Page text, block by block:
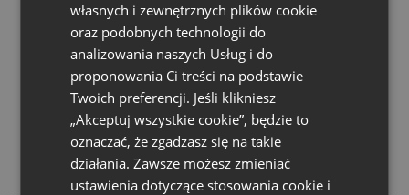
Webinary a Ochrona Własności Intelektualnej i
Bezpieczeństwo Wizerunku
Karolina NazarewiczStyczeń 4, 2023
RUSSIAN
SPANISH
ITALIAN
własnych i zewnętrznych plików cookie
oraz podobnych technologii do
analizowania naszych Usług i do
proponowania Ci treści na podstawie
Twoich preferencji. Jeśli klikniesz
„Akceptuj wszystkie cookie”, będzie to
oznaczać, że zgadzasz się na takie
działania. Zawsze możesz zmieniać
ustawienia dotyczące stosowania cookie i